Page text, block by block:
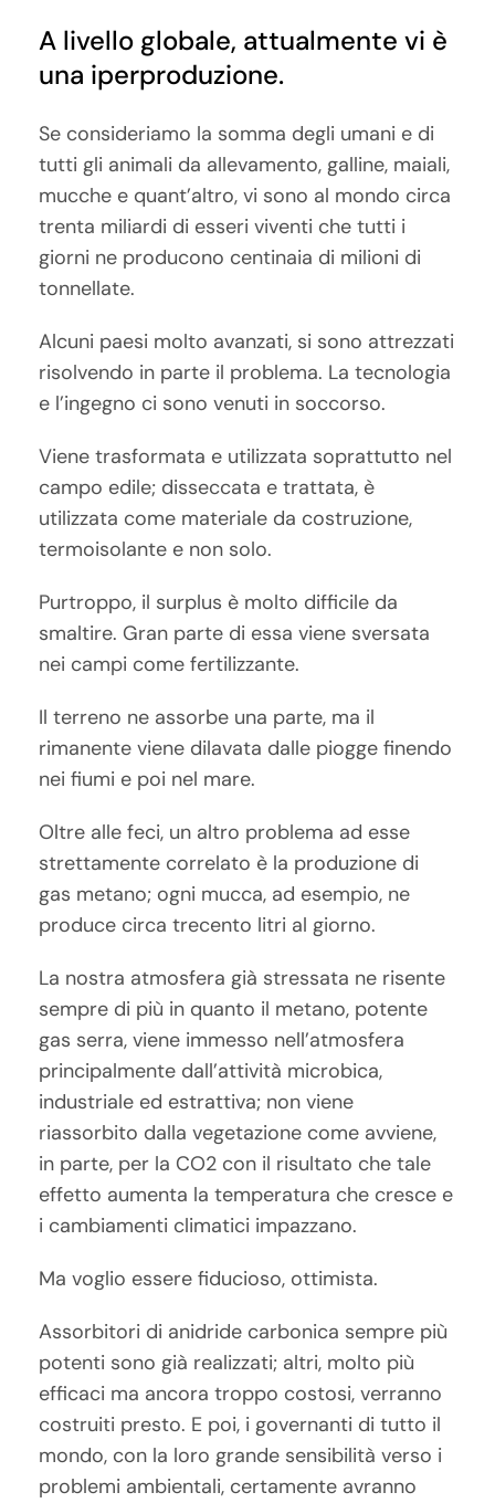
A livello globale, attualmente vi è
una iperproduzione.
Se consideriamo la somma degli umani e di
tutti gli animali da allevamento, galline, maiali,
mucche e quant’altro, vi sono al mondo circa
trenta miliardi di esseri viventi che tutti i
giorni ne producono centinaia di milioni di
tonnellate.
Alcuni paesi molto avanzati, si sono attrezzati
risolvendo in parte il problema. La tecnologia
e l’ingegno ci sono venuti in soccorso.
Viene trasformata e utilizzata soprattutto nel
campo edile; disseccata e trattata, è
utilizzata come materiale da costruzione,
termoisolante e non solo.
Purtroppo, il surplus è molto difficile da
smaltire. Gran parte di essa viene sversata
nei campi come fertilizzante.
Il terreno ne assorbe una parte, ma il
rimanente viene dilavata dalle piogge finendo
nei fiumi e poi nel mare.
Oltre alle feci, un altro problema ad esse
strettamente correlato è la produzione di
gas metano; ogni mucca, ad esempio, ne
produce circa trecento litri al giorno.
La nostra atmosfera già stressata ne risente
sempre di più in quanto il metano, potente
gas serra, viene immesso nell’atmosfera
principalmente dall’attività microbica,
industriale ed estrattiva; non viene
riassorbito dalla vegetazione come avviene,
in parte, per la CO2 con il risultato che tale
effetto aumenta la temperatura che cresce e
i cambiamenti climatici impazzano.
Ma voglio essere fiducioso, ottimista.
Assorbitori di anidride carbonica sempre più
potenti sono già realizzati; altri, molto più
efficaci ma ancora troppo costosi, verranno
costruiti presto. E poi, i governanti di tutto il
mondo, con la loro grande sensibilità verso i
problemi ambientali, certamente avranno